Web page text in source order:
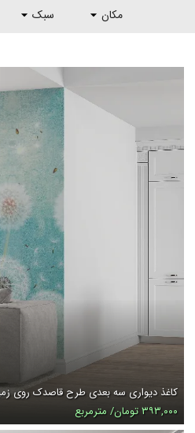
مکان سبک
کاغذ دیواری سه بعدی طرح قاصدک روی
۳۹۳,۰۰۰ تومان/ مترمربع